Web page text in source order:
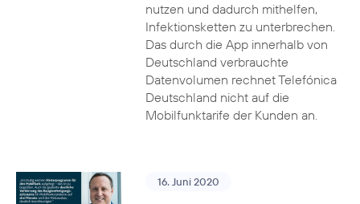
nutzen und dadurch mithelfen,
Infektionsketten zu unterbrechen.
Das durch die App innerhalb von
Deutschland verbrauchte
Datenvolumen rechnet Telefónica
Deutschland nicht auf die
Mobilfunktarife der Kunden an.
16. Juni 2020